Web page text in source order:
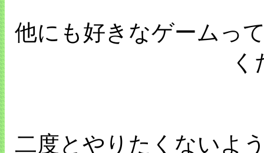
他にも好きなゲームっ
二度とやりたくないよ